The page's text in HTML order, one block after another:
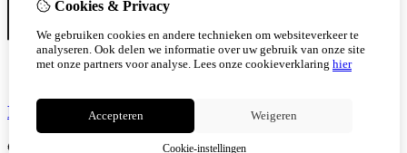
De Toren "Z" 2019
€
Cookies & Privacy
We gebruiken cookies en andere technieken om websiteverkeer te
analyseren. Ook delen we informatie over uw gebruik van onze site
met onze partners voor analyse. Lees onze cookieverklaring hier
Accepteren Weigeren
Cookie-instellingen